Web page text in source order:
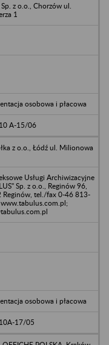
z o.o., Chorzów ul.
1
osobowa i płacowa
A-15/06
z o.o., Łódź ul. Milionowa
Usługi Archiwizacyjne
Sp. z o.o., Reginów 96,
Reginów, tel./fax 0-46 813-
osobowa i płacowa
17/05